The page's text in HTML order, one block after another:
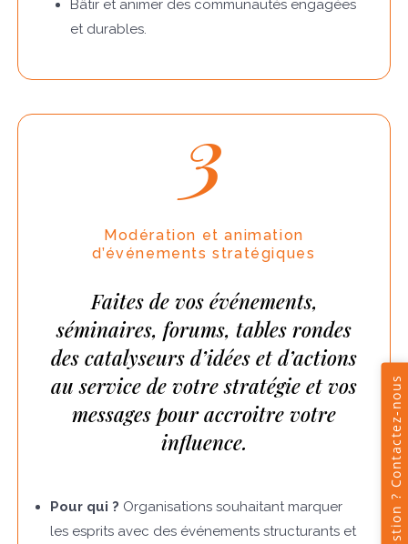
Bâtir et animer des communautés engagées
et durables.
3
Modération et animation
d’événements stratégiques
Faites de vos événements,
séminaires, forums, tables rondes
des catalyseurs d’idées et d’actions
au service de votre stratégie et vos
messages pour accroitre votre
influence.
Pour qui ? Organisations souhaitant marquer
les esprits avec des événements structurants et